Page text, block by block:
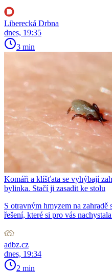
Liberecká Drbna
dnes, 19:35
3 min
Komáři a klíšťata se vyhýbají
bylinka. Stačí ji zasadit ke stolu
S otravným hmyzem na zahradě
řešení, které si pro vás
adbz.cz
dnes, 19:34
2 min